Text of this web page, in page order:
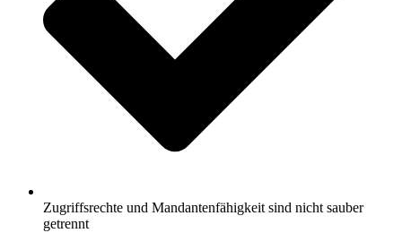
Zugriffsrechte und Mandantenfähigkeit sind nicht sauber
getrennt